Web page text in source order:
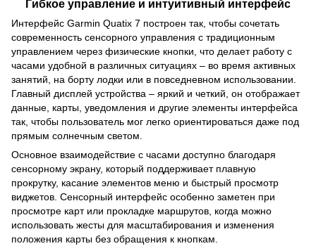
Гибкое управление и интуитивный интерфейс
Интерфейс Garmin Quatix 7 построен так, чтобы сочетать
современность сенсорного управления с традиционным
управлением через физические кнопки, что делает работу с
часами удобной в различных ситуациях – во время активных
занятий, на борту лодки или в повседневном использовании.
Главный дисплей устройства – яркий и четкий, он отображает
данные, карты, уведомления и другие элементы интерфейса
так, чтобы пользователь мог легко ориентироваться даже под
прямым солнечным светом.
Основное взаимодействие с часами доступно благодаря
сенсорному экрану, который поддерживает плавную
прокрутку, касание элементов меню и быстрый просмотр
виджетов. Сенсорный интерфейс особенно заметен при
просмотре карт или прокладке маршрутов, когда можно
использовать жесты для масштабирования и изменения
положения карты без обращения к кнопкам.